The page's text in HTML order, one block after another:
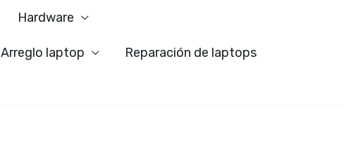
Hardware
Arreglo laptop Reparación de laptops